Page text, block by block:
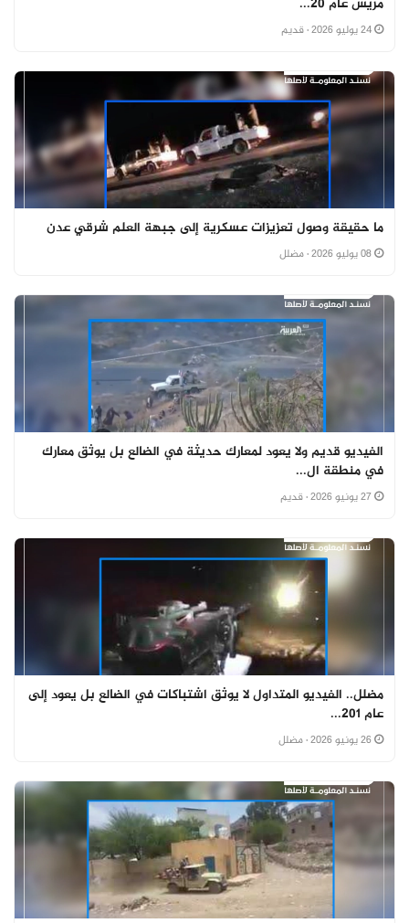
مريس عام 20...
· قديم
ما حقيقة وصول تعزيزات عسكرية إلى جبهة العلم شرقي عدن
· مضلل
الفيديو قديم ولا يعود لمعارك حديثة في الضالع بل يوثق معارك
في منطقة ال...
· قديم
مضلل.. الفيديو المتداول لا يوثق اشتباكات في الضالع بل يعود إلى
عام 201...
· مضلل